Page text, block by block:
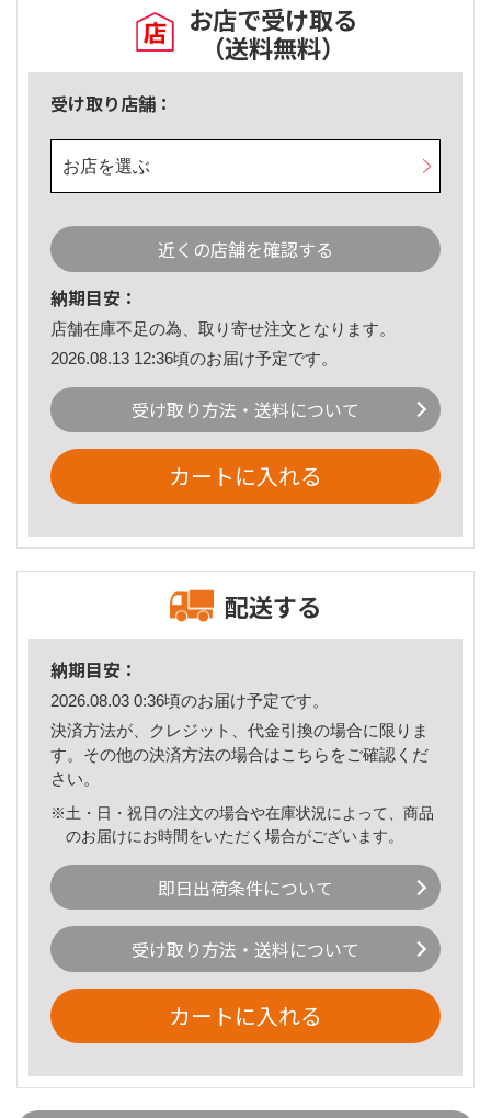
お店で受け取る
（送料無料）
受け取り店舗：
お店を選ぶ
近くの店舗を確認する
納期目安：
店舗在庫不足の為、取り寄せ注文となります。
2026.08.13 12:36頃のお届け予定です。
受け取り方法・送料について
カートに入れる
配送する
納期目安：
2026.08.03 0:36頃のお届け予定です。
決済方法が、クレジット、代金引換の場合に限りま
す。その他の決済方法の場合はこちら をご確認くだ
さい。
※土・日・祝日の注文の場合や在庫状況によって、商品
のお届けにお時間をいただく場合がございます。
即日出荷条件について
受け取り方法・送料について
カートに入れる